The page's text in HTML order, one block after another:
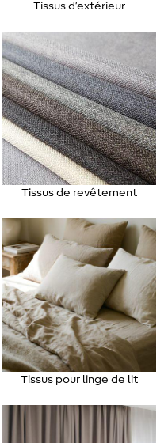
Tissus d’extérieur
Tissus de revêtement
Tissus pour linge de lit